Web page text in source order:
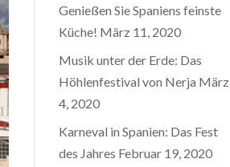
Genießen Sie Spaniens feinste
Küche! März 11, 2020
Musik unter der Erde: Das
Höhlenfestival von Nerja März
4, 2020
Karneval in Spanien: Das Fest
des Jahres Februar 19, 2020